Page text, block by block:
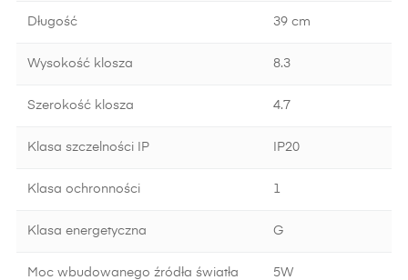
Długość 39 cm
Wysokość klosza 8.3
Szerokość klosza 4.7
Klasa szczelności IP IP20
Klasa ochronności 1
Klasa energetyczna G
Moc wbudowanego źródła światła 5W